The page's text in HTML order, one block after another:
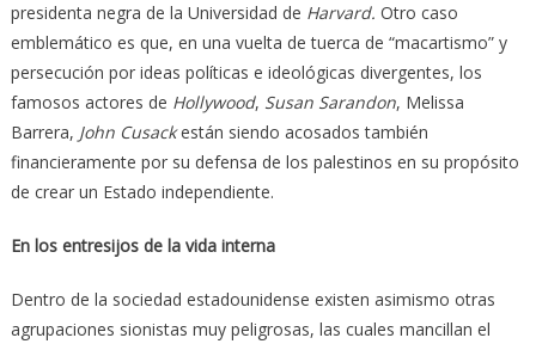
presidenta negra de la Universidad de Harvard. Otro caso
emblemático es que, en una vuelta de tuerca de “macartismo” y
persecución por ideas políticas e ideológicas divergentes, los
famosos actores de Hollywood, Susan Sarandon, Melissa
Barrera, John Cusackestán siendo acosados también
financieramente por su defensa de los palestinos en su propósito
de crear un Estado independiente.
En los entresijos de la vida interna
Dentro de la sociedad estadounidense existen asimismo otras
agrupaciones sionistas muy peligrosas, las cuales mancillan el